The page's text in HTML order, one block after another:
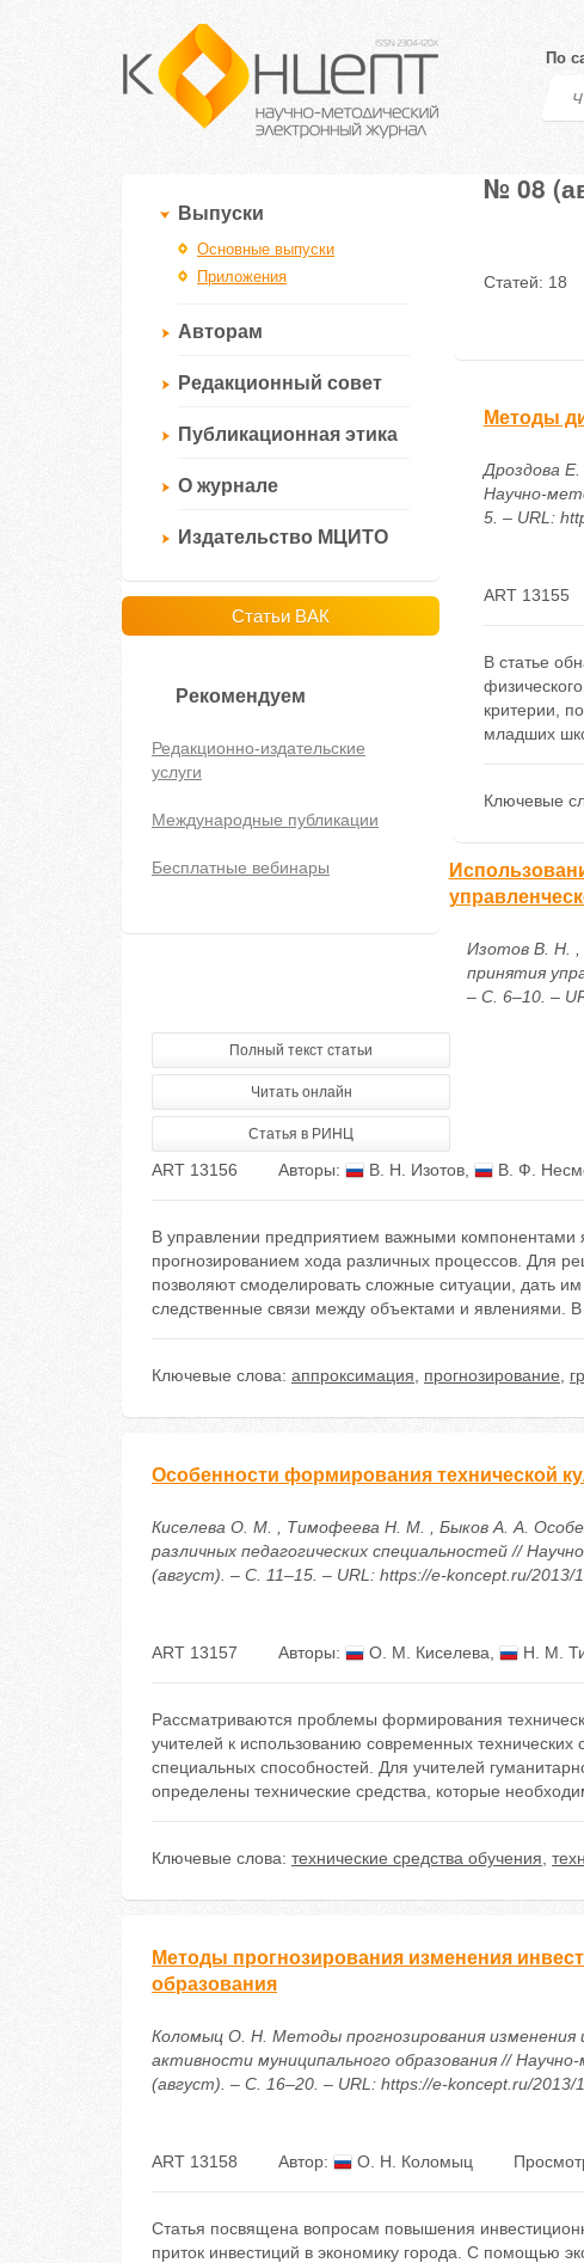
По
Выпуски
Основные выпуски
Приложения
Авторам
Редакционный совет
Публикационная этика
О журнале
Издательство МЦИТО
Статьи ВАК
Рекомендуем
Редакционно-издательские
услуги
Международные публикации
Бесплатные вебинары
№ 08
Статей: 18
Методы
Дроздова
Научно-
5. – URL:
ART 13155
В статье
критерии,
младших
Ключевые
Изотов В. Н. ,
принятия
– С. 6–10. –
Полный текст статьи
Читать онлайн
Статья в РИНЦ
ART 13156 Авторы: В. Н. Изотов В. Ф.
В управлении предприятием важными компонентами
прогнозированием хода различных процеcсов. Для
позволяют смоделировать сложные ситуации, дать
следственные связи между объектами и явлениями.
Ключевые слова: аппроксимация прогнозирование
Особенности формирования технической
Киселева О. М. , Тимофеева Н. М. , Быков А. А.
различных педагогических специальностей //
(август). – С. 11–15. – URL: https://e-koncept.ru/2013/
ART 13157 Авторы: О. М. Киселева Н. М.
Рассматриваются проблемы формирования
учителей к использованию современных
специальных способностей. Для учителей
определены технические средства, которые
Ключевые слова: технические средства обучения
Методы прогнозирования изменения
образования
Коломыц О. Н. Методы прогнозирования изменения
активности муниципального образования //
(август). – С. 16–20. – URL: https://e-koncept.ru/2013/
ART 13158 Автор: О. Н. Коломыц
Статья посвящена вопросам повышения
приток инвестиций в экономику города. С помощью